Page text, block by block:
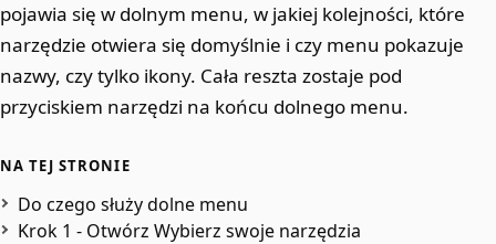
pojawia się w dolnym menu, w jakiej kolejności, które
narzędzie otwiera się domyślnie i czy menu pokazuje
nazwy, czy tylko ikony. Cała reszta zostaje pod
przyciskiem narzędzi na końcu dolnego menu.
NA TEJ STRONIE
Do czego służy dolne menu
Krok 1 - Otwórz Wybierz swoje narzędzia